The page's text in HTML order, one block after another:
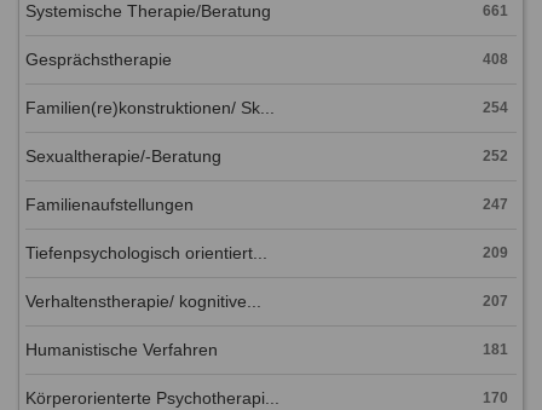
Systemische Therapie/Beratung 661
Gesprächstherapie 408
Familien(re)konstruktionen/ Sk... 254
Sexualtherapie/-Beratung 252
Familienaufstellungen 247
Tiefenpsychologisch orientiert... 209
Verhaltenstherapie/ kognitive... 207
Humanistische Verfahren 181
Körperorienterte Psychotherapi... 170